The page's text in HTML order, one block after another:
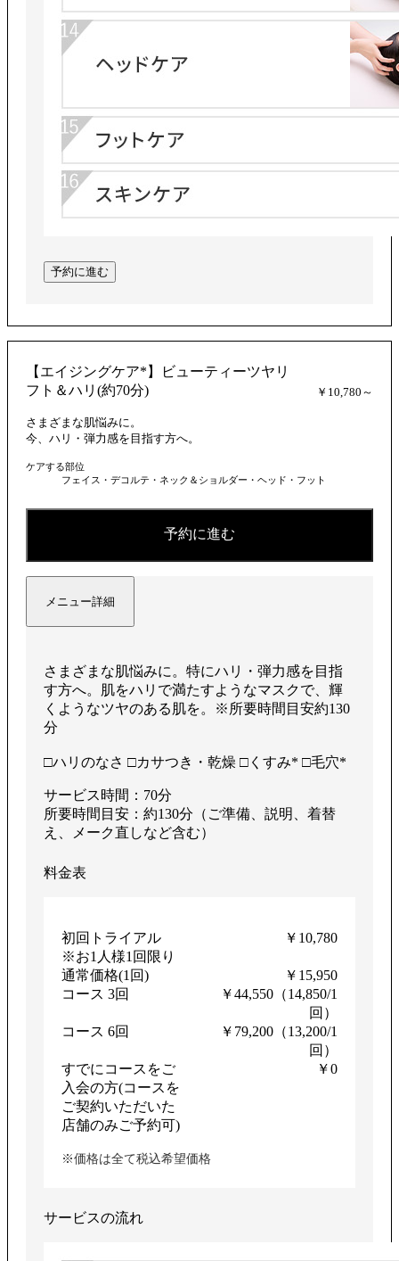
予約に進む
【エイジングケア*】ビューティーツヤリ
フト＆ハリ(約70分)
￥10,780～
さまざまな肌悩みに。
今、ハリ・弾力感を目指す方へ。
ケアする部位
フェイス・デコルテ・ネック＆ショルダー・ヘッド・フット
予約に進む
メニュー詳細
さまざまな肌悩みに。特にハリ・弾力感を目指
す方へ。肌をハリで満たすようなマスクで、輝
くようなツヤのある肌を。※所要時間目安約130
分
□ハリのなさ □カサつき・乾燥 □くすみ* □毛穴*
サービス時間：70分
所要時間目安：約130分（ご準備、説明、着替
え、メーク直しなど含む）
料金表
初回トライアル
※お1人様1回限り
￥10,780
通常価格(1回)
￥15,950
コース 3回
￥44,550（14,850/1
回）
コース 6回
￥79,200（13,200/1
回）
すでにコースをご
入会の方(コースを
ご契約いただいた
店舗のみご予約可)
￥0
※価格は全て税込希望価格
サービスの流れ